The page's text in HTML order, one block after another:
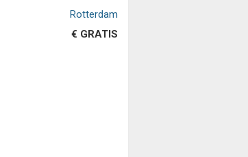
Rotterdam
€ GRATIS